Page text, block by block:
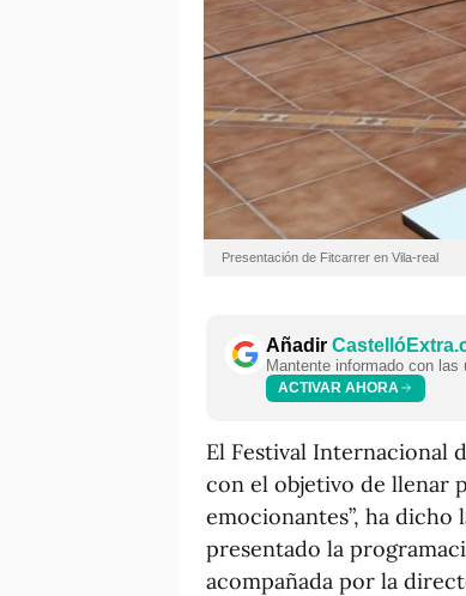
Presentación de Fitcarrer en Vila-real
Añadir
Mantente informado con las
ACTIVAR AHORA
El Festival Internacional
con el objetivo de llenar
emocionantes”, ha dicho
presentado la
acompañada por la